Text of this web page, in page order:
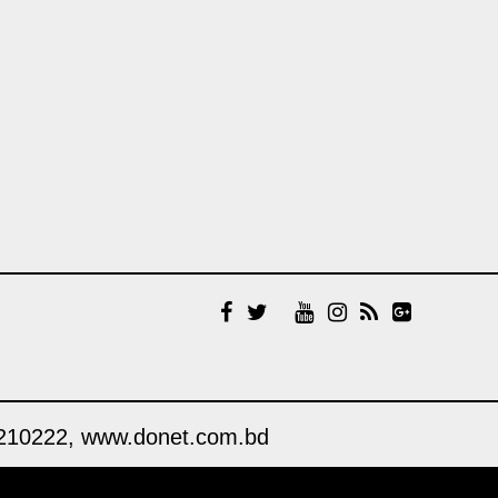
তালাকের কথা শুনে ক্ষিপ্ত
প্রেসক্লাবের সংঘর্ষের জেরে
ঢামেকে হট্টগোল, আতঙ্কে
রোগী-স্বজনরা
www.donet.com.bd